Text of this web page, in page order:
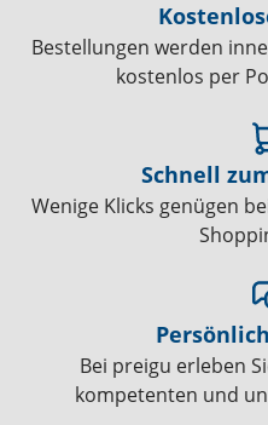
Bestellungen werden
kostenlos per
Schnell
Wenige Klicks genügen
Bei preigu erleben
kompetenten und